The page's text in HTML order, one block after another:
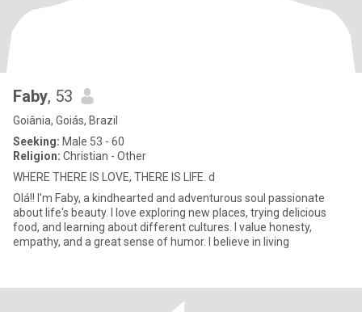
Faby, 53
Goiânia, Goiás, Brazil
Seeking: Male 53 - 60
Religion: Christian - Other
WHERE THERE IS LOVE, THERE IS LIFE. d
Olá!! I'm Faby, a kindhearted and adventurous soul passionate
about life's beauty. I love exploring new places, trying delicious
food, and learning about different cultures. I value honesty,
empathy, and a great sense of humor. I believe in living